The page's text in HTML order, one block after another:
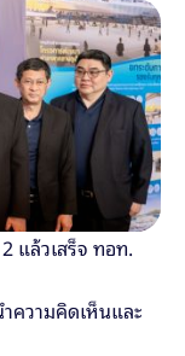
แล้วเสร็จ ทอท.
ความคิดเห็นและ